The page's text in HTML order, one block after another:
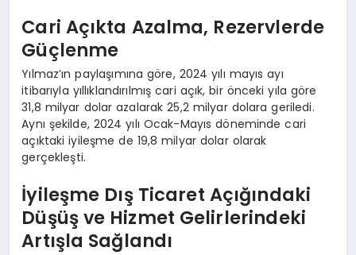
Cari Açıkta Azalma, Rezervlerde
Güçlenme
Yılmaz’ın paylaşımına göre, 2024 yılı mayıs ayı
itibarıyla yıllıklandırılmış cari açık, bir önceki yıla göre
31,8 milyar dolar azalarak 25,2 milyar dolara geriledi.
Aynı şekilde, 2024 yılı Ocak-Mayıs döneminde cari
açıktaki iyileşme de 19,8 milyar dolar olarak
gerçekleşti.
İyileşme Dış Ticaret Açığındaki
Düşüş ve Hizmet Gelirlerindeki
Artışla Sağlandı